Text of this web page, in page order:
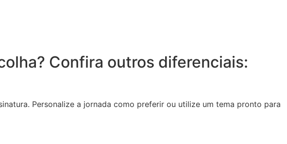
Confira outros diferenciais:
Personalize a jornada como preferir ou utilize um tema pronto para